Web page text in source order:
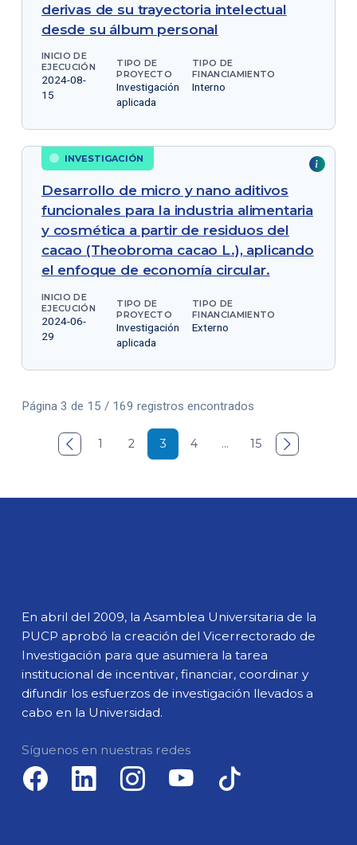
derivas de su trayectoria intelectual
desde su álbum personal
INICIO DE
EJECUCIÓN
2024-08-
15
TIPO DE
PROYECTO
Investigación
aplicada
TIPO DE
FINANCIAMIENTO
Interno
INVESTIGACIÓN
Desarrollo de micro y nano aditivos
funcionales para la industria alimentaria
y cosmética a partir de residuos del
cacao (Theobroma cacao L.), aplicando
el enfoque de economía circular.
INICIO DE
EJECUCIÓN
2024-06-
29
TIPO DE
PROYECTO
Investigación
aplicada
TIPO DE
FINANCIAMIENTO
Externo
Página 3 de 15 / 169 registros encontrados
 1 2 3 4 … 15 
En abril del 2009, la Asamblea Universitaria de la
PUCP aprobó la creación del Vicerrectorado de
Investigación para que asumiera la tarea
institucional de incentivar, financiar, coordinar y
difundir los esfuerzos de investigación llevados a
cabo en la Universidad.
Síguenos en nuestras redes